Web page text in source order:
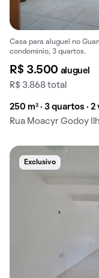
Casa para aluguel no
condomínio, 3 quartos.
R$ 3.500 aluguel
R$ 3.868 total
250 m² · 3 quartos · 2
Rua Moacyr Godoy
Exclusivo